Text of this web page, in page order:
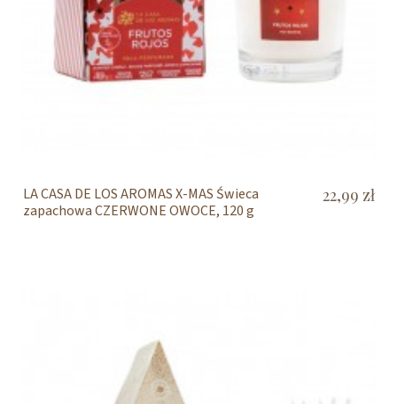
LA CASA DE LOS AROMAS X-MAS Świeca
zapachowa CZERWONE OWOCE, 120 g
22,99 zł